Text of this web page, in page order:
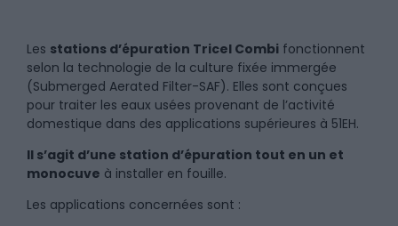
Les stations d’épuration Tricel Combi fonctionnent
selon la technologie de la culture fixée immergée
(Submerged Aerated Filter-SAF). Elles sont conçues
pour traiter les eaux usées provenant de l’activité
domestique dans des applications supérieures à 51EH.
Il s’agit d’une station d’épuration tout en un et
monocuve à installer en fouille.
Les applications concernées sont :